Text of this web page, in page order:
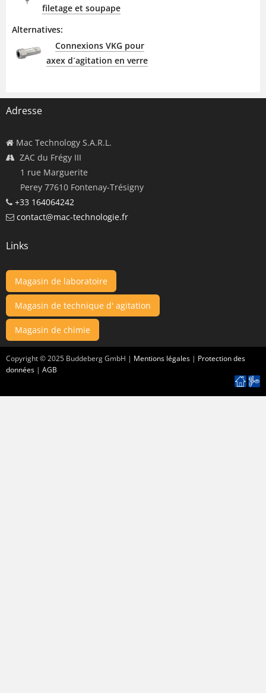
filetage et soupape
Alternatives:
Connexions VKG pour
axex d´agitation en verre
Adresse
Mac Technology S.A.R.L.
ZAC du Frégy III
1 rue Marguerite
Perey 77610 Fontenay-Trésigny
+33 164064242
contact@mac-technologie.fr
Links
Magasin de laboratoire
Magasin de technique d' agitation
Magasin de chimie
Copyright ©2025 Buddeberg GmbH | Mentions légales | Protection des
données | AGB